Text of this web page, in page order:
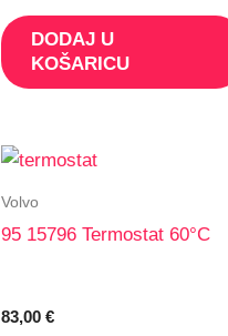
DODAJ U
KOŠARICU
Volvo
95 15796 Termostat 60°C
83,00 €